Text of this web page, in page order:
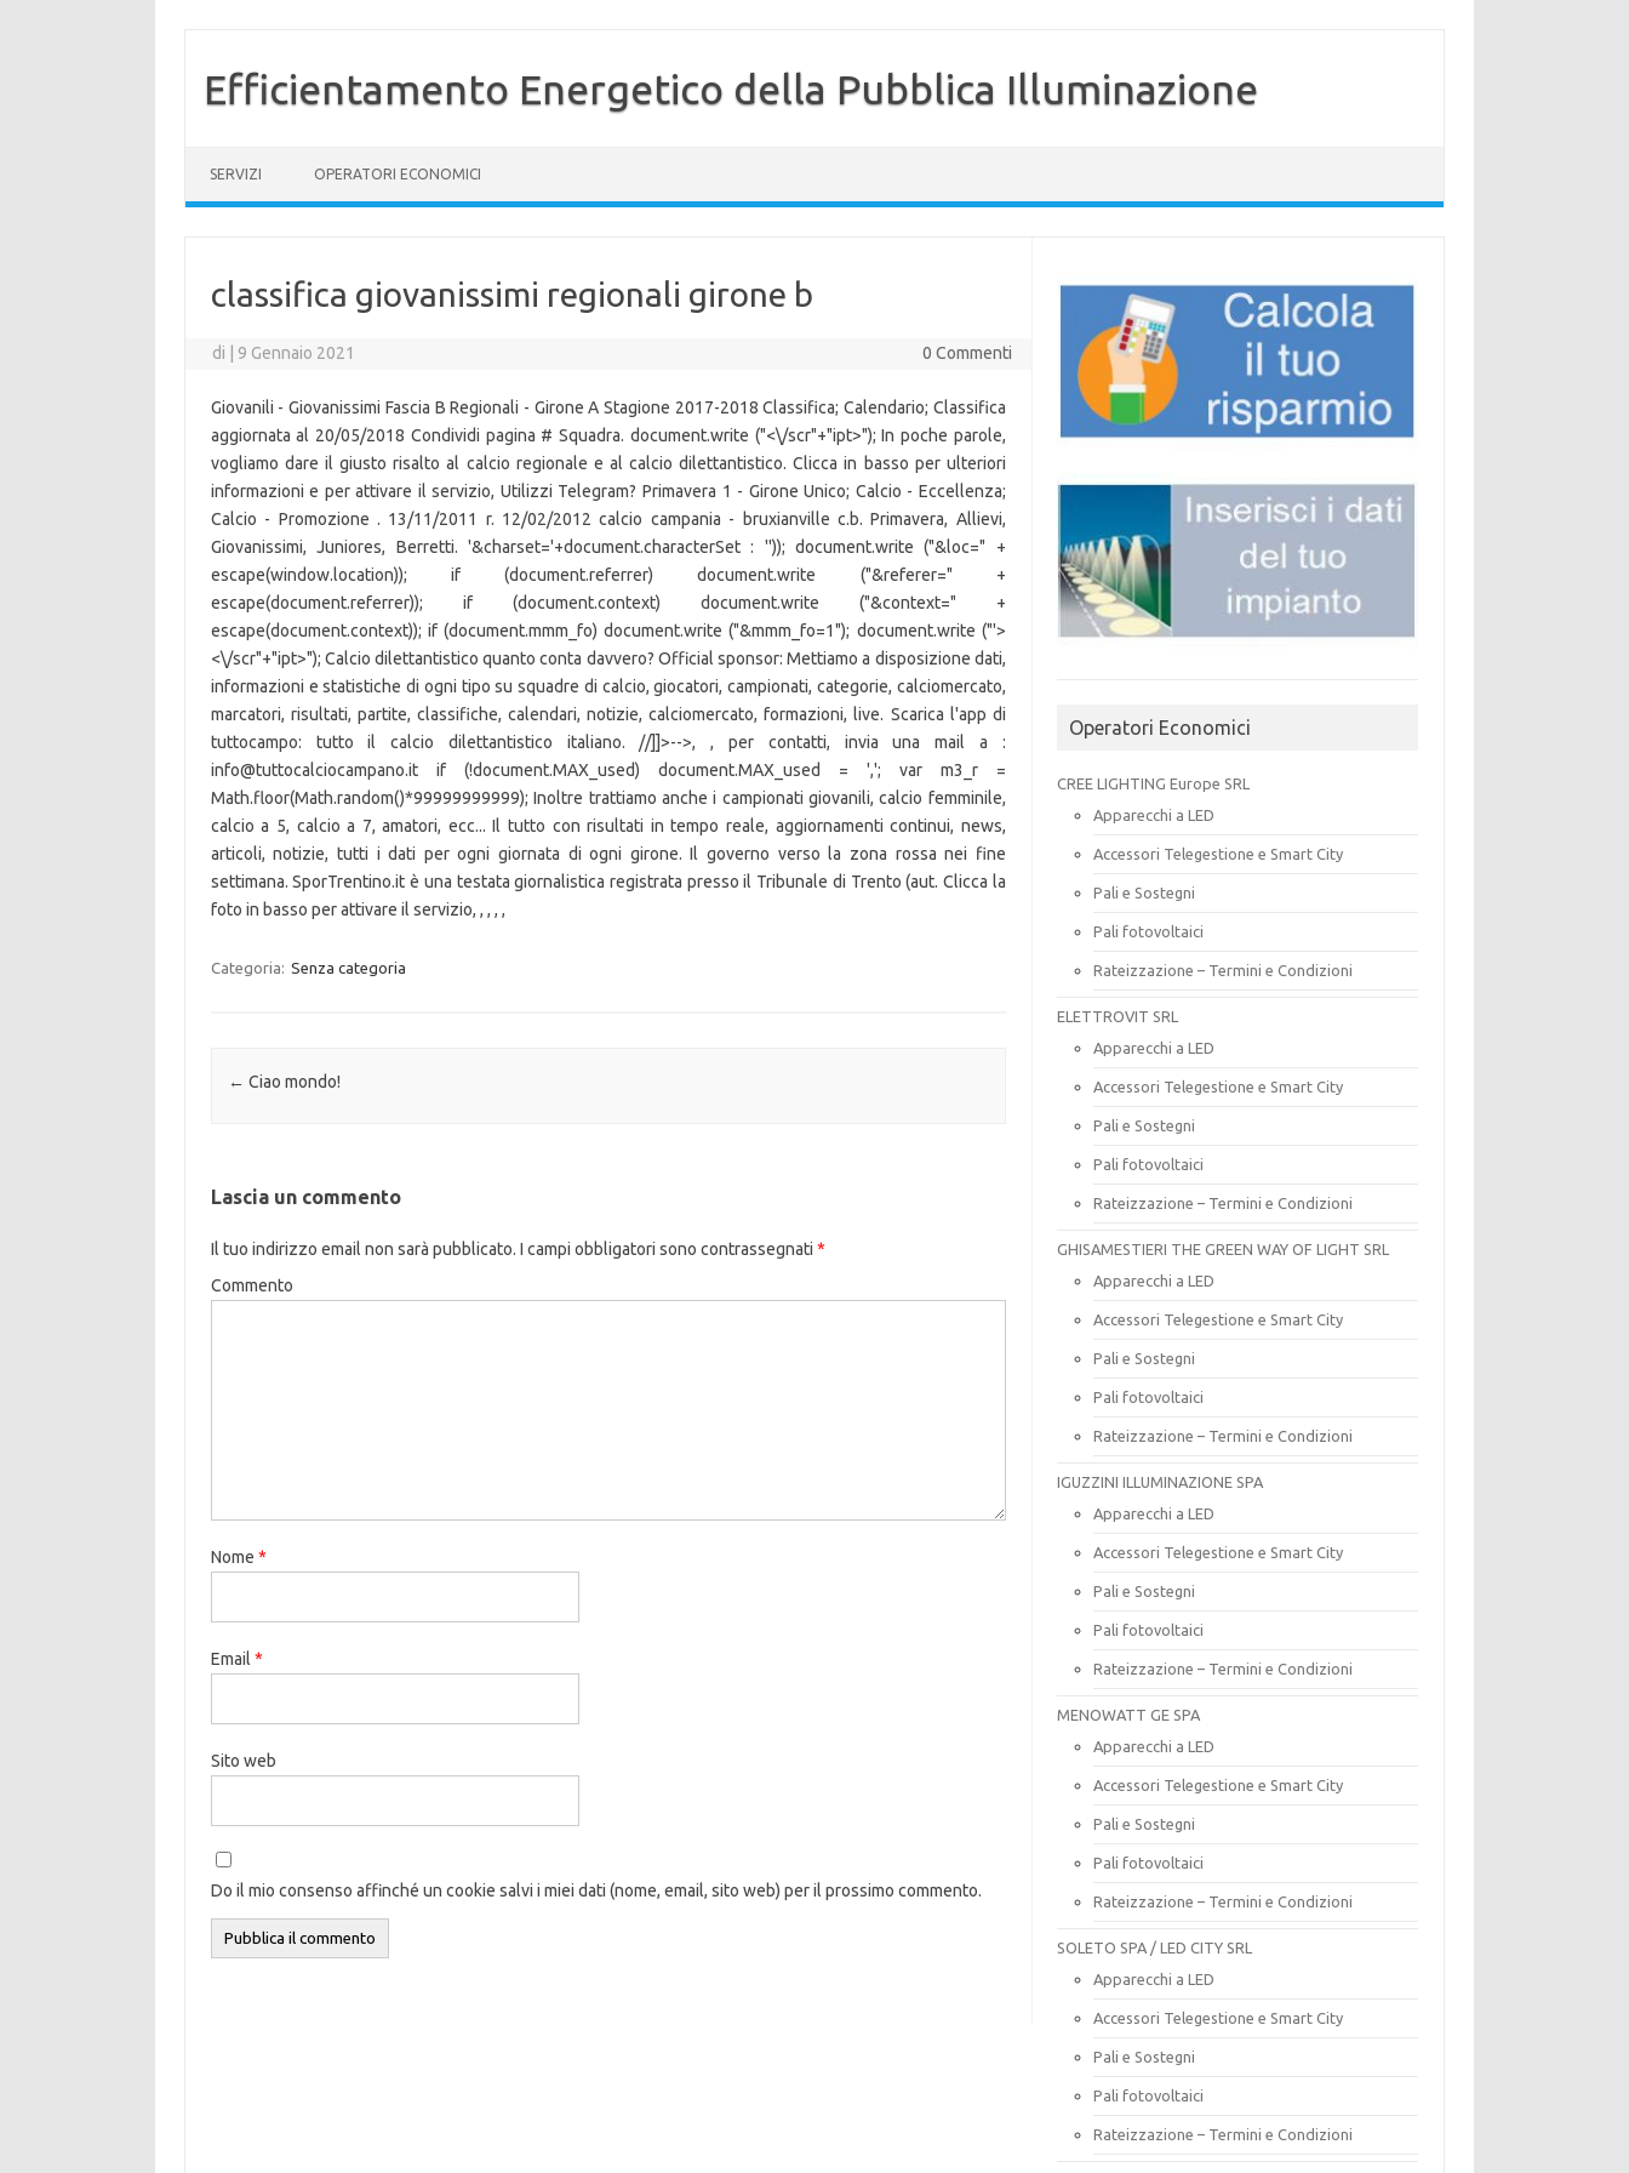
Efficientamento Energetico della Pubblica Illuminazione
SERVIZI OPERATORI ECONOMICI
classifica giovanissimi regionali girone b
di 9 Gennaio 2021 0 Commenti
Giovanili - Giovanissimi Fascia B Regionali - Girone A Stagione 2017-2018 Classifica; Calendario; Classifica
aggiornata al 20/05/2018 Condividi pagina # Squadra. document.write ("<\/scr"+"ipt>"); In poche parole,
vogliamo dare il giusto risalto al calcio regionale e al calcio dilettantistico. Clicca in basso per ulteriori
informazioni e per attivare il servizio, Utilizzi Telegram? Primavera 1 - Girone Unico; Calcio - Eccellenza;
Calcio - Promozione . 13/11/2011 r. 12/02/2012 calcio campania - bruxianville c.b. Primavera, Allievi,
Giovanissimi, Juniores, Berretti. '&charset='+document.characterSet : '')); document.write ("&loc=" +
escape(window.location)); if (document.referrer) document.write ("&referer=" +
escape(document.referrer)); if (document.context) document.write ("&context=" +
escape(document.context)); if (document.mmm_fo) document.write ("&mmm_fo=1"); document.write ("'>
<\/scr"+"ipt>"); Calcio dilettantistico quanto conta davvero? Official sponsor: Mettiamo a disposizione dati,
informazioni e statistiche di ogni tipo su squadre di calcio, giocatori, campionati, categorie, calciomercato,
marcatori, risultati, partite, classifiche, calendari, notizie, calciomercato, formazioni, live. Scarica l'app di
tuttocampo: tutto il calcio dilettantistico italiano. //]]>-->,, per contatti, invia una mail a :
info@tuttocalciocampano.it if (!document.MAX_used) document.MAX_used = ','; var m3_r =
Math.floor(Math.random()*99999999999); Inoltre trattiamo anche i campionati giovanili, calcio femminile,
calcio a 5, calcio a 7, amatori, ecc... Il tutto con risultati in tempo reale, aggiornamenti continui, news,
articoli, notizie, tutti i dati per ogni giornata di ogni girone. Il governo verso la zona rossa nei fine
settimana. SporTrentino.it è una testata giornalistica registrata presso il Tribunale di Trento (aut. Clicca la
foto in basso per attivare il servizio, , , , ,
Categoria: Senza categoria
Navigazione articolo
← Ciao mondo!
Lascia un commento
Il tuo indirizzo email non sarà pubblicato. I campi obbligatori sono contrassegnati *
Commento
Nome *
Email *
Sito web
Do il mio consenso affinché un cookie salvi i miei dati (nome, email, sito web) per il prossimo commento.
Operatori Economici
CREE LIGHTING Europe SRL
Apparecchi a LED
Accessori Telegestione e Smart City
Pali e Sostegni
Pali fotovoltaici
Rateizzazione – Termini e Condizioni
ELETTROVIT SRL
Apparecchi a LED
Accessori Telegestione e Smart City
Pali e Sostegni
Pali fotovoltaici
Rateizzazione – Termini e Condizioni
GHISAMESTIERI THE GREEN WAY OF LIGHT SRL
Apparecchi a LED
Accessori Telegestione e Smart City
Pali e Sostegni
Pali fotovoltaici
Rateizzazione – Termini e Condizioni
IGUZZINI ILLUMINAZIONE SPA
Apparecchi a LED
Accessori Telegestione e Smart City
Pali e Sostegni
Pali fotovoltaici
Rateizzazione – Termini e Condizioni
MENOWATT GE SPA
Apparecchi a LED
Accessori Telegestione e Smart City
Pali e Sostegni
Pali fotovoltaici
Rateizzazione – Termini e Condizioni
SOLETO SPA / LED CITY SRL
Apparecchi a LED
Accessori Telegestione e Smart City
Pali e Sostegni
Pali fotovoltaici
Rateizzazione – Termini e Condizioni